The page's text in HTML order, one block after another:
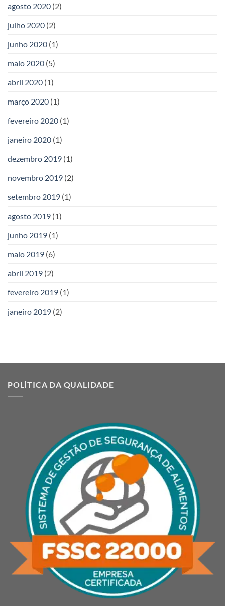
agosto 2020 (2)
julho 2020 (2)
junho 2020 (1)
maio 2020 (5)
abril 2020 (1)
março 2020 (1)
fevereiro 2020 (1)
janeiro 2020 (1)
dezembro 2019 (1)
novembro 2019 (2)
setembro 2019 (1)
agosto 2019 (1)
junho 2019 (1)
maio 2019 (6)
abril 2019 (2)
fevereiro 2019 (1)
janeiro 2019 (2)
POLÍTICA DA QUALIDADE